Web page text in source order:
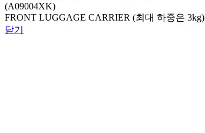
(A09004XK)
FRONT LUGGAGE CARRIER (최대 하중은 3kg)
닫기